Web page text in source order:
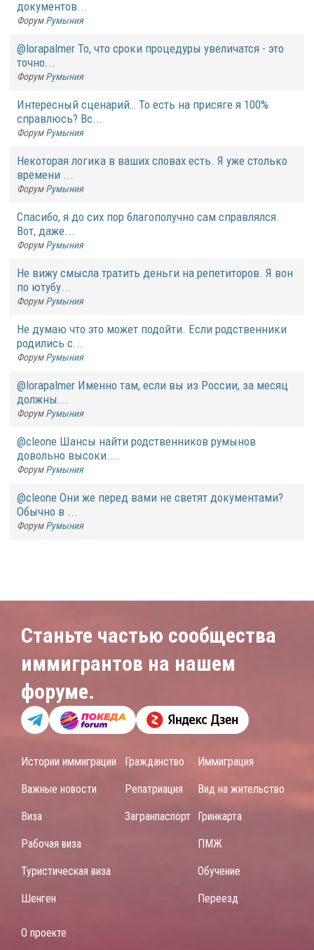
документов...
Форум Румыния
@lorapalmer То, что сроки процедуры увеличатся - это
точно...
Форум Румыния
Интересный сценарий… То есть на присяге я 100%
справлюсь? Вс...
Форум Румыния
Некоторая логика в ваших словах есть. Я уже столько
времени ...
Форум Румыния
Спасибо, я до сих пор благополучно сам справлялся.
Вот, даже...
Форум Румыния
Не вижу смысла тратить деньги на репетиторов. Я вон
по ютубу...
Форум Румыния
Не думаю что это может подойти. Если родственники
родились с...
Форум Румыния
@lorapalmer Именно там, если вы из России, за месяц
должны...
Форум Румыния
@cleone Шансы найти родственников румынов
довольно высоки....
Форум Румыния
@cleone Они же перед вами не светят документами?
Обычно в ...
Форум Румыния
Станьте частью сообщества
иммигрантов на нашем
форуме.
Истории иммиграции
Важные новости
Виза
Рабочая виза
Туристическая виза
Шенген
Гражданство
Репатриация
Загранпаспорт
Иммиграция
Вид на жительство
Гринкарта
ПМЖ
Обучение
Переезд
О проекте